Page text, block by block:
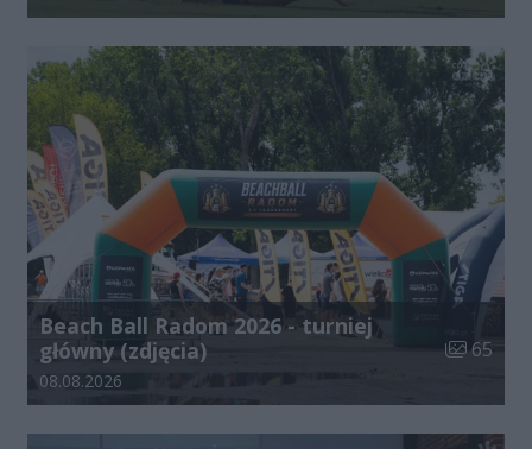
Beach Ball Radom 2026 - turniej
główny (zdjęcia)
Liczba
65
Data dodania galerii:
08.08.2026